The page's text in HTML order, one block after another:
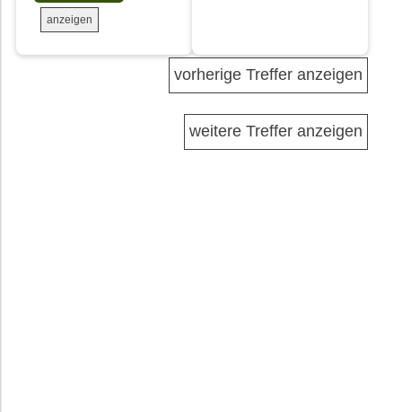
anzeigen